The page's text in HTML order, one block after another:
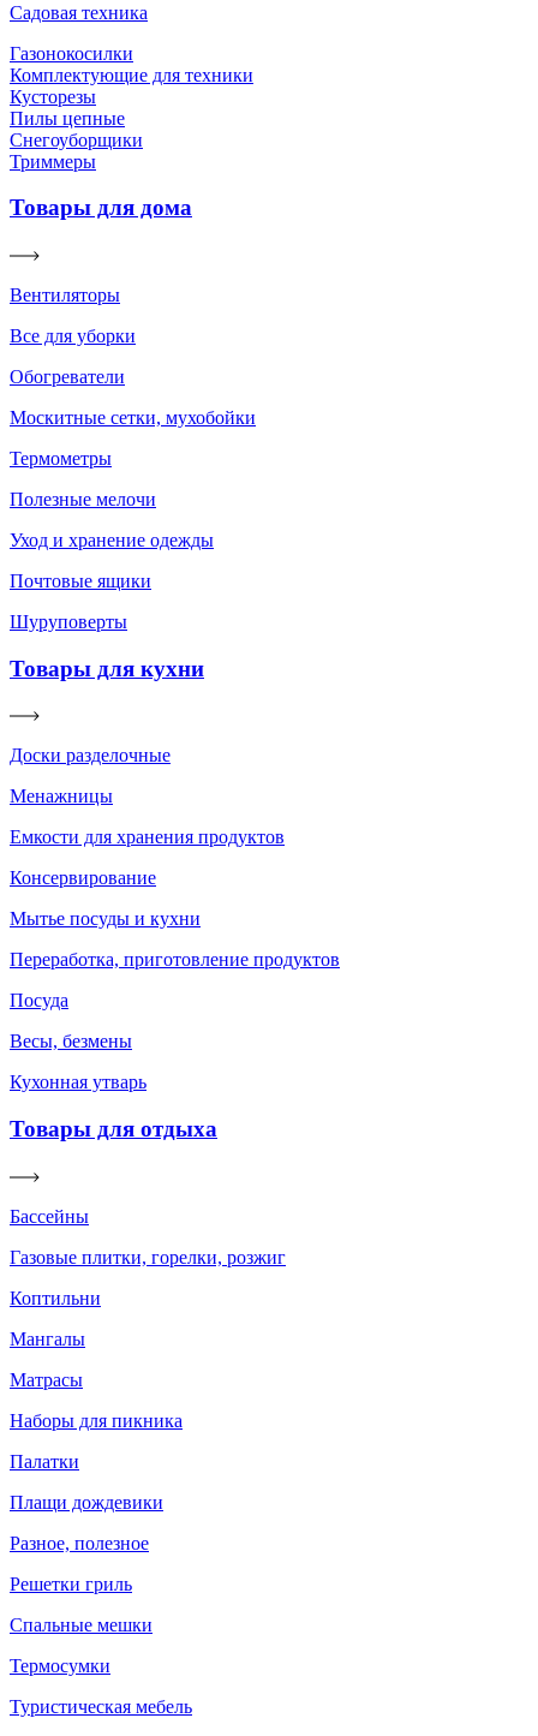
Садовая техника
Газонокосилки
Комплектующие для техники
Кусторезы
Пилы цепные
Снегоуборщики
Триммеры
Товары для дома
Вентиляторы
Все для уборки
Обогреватели
Москитные сетки, мухобойки
Термометры
Полезные мелочи
Уход и хранение одежды
Почтовые ящики
Шуруповерты
Товары для кухни
Доски разделочные
Менажницы
Емкости для хранения продуктов
Консервирование
Мытье посуды и кухни
Переработка, приготовление продуктов
Посуда
Весы, безмены
Кухонная утварь
Товары для отдыха
Бассейны
Газовые плитки, горелки, розжиг
Коптильни
Мангалы
Матрасы
Наборы для пикника
Палатки
Плащи дождевики
Разное, полезное
Решетки гриль
Спальные мешки
Термосумки
Туристическая мебель